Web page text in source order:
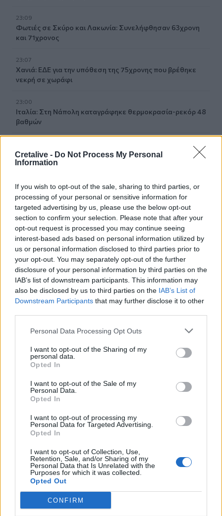
Cretalive - Do Not Process My Personal
Information
If you wish to opt-out of the sale, sharing to third parties, or
processing of your personal or sensitive information for
targeted advertising by us, please use the below opt-out
section to confirm your selection. Please note that after your
opt-out request is processed you may continue seeing
interest-based ads based on personal information utilized by
us or personal information disclosed to third parties prior to
your opt-out. You may separately opt-out of the further
disclosure of your personal information by third parties on the
IAB’s list of downstream participants. This information may
also be disclosed by us to third parties on the IAB’s List of
Downstream Participants that may further disclose it to other
Personal Data Processing Opt Outs
I want to opt-out of the Sharing of my
personal data.
Opted In
I want to opt-out of the Sale of my
Personal Data.
Opted In
I want to opt-out of processing my
Personal Data for Targeted Advertising.
Opted In
I want to opt-out of Collection, Use,
Retention, Sale, and/or Sharing of my
Personal Data that Is Unrelated with the
Purposes for which it was collected.
Opted Out
CONFIRM
23:09
Φωτιές σε Σκύρο και Λακωνία: Συνελήφθησαν 63χρονη
και 71χρονος
23:07
Χανιά: ΕΔΕ για την υπόθεση της 75χρονης που βρέθηκε
νεκρή σε χωράφι
23:00
Ιταλία: Στη Νάπολη καταγράφηκε θερμοκρασία-ρεκόρ 48
βαθμών
Υπόθεση Marfin: Έφθασε στην Ελλάδα η 46χρονη
κατηγορούμενη για εμπρησμό
22:30
Αυτές είναι οι πιο επικίνδυνες εβδομάδες για μεγάλες
πυρκαγιές
22:21
Χρήστος Δάντης: «Δεν περίμενα την αχαριστία, 22 χρόνια
μετά και συνάδελφοι προσπαθούν να ξεχάσουν ότι
έγραψα αυτό το τραγούδι»
22:14
Ξεκινούν τα δοκιμαστικά δρομολόγια της επέκτασης του
Μετρό Θεσσαλονίκης
Τζόκερ: Αυτοί είναι οι τυχεροί αριθμοί που κερδίζουν
ΣΧΕΤΙΚA AΡΘΡΑ
ΟΦΗ: Μεγάλο προβάδισμα πρόκρισης για την ΤΣΣΚΑ
SPORTS 21:14
ΟΦΗ: Μεγάλο προβάδισμα
ΟΦΗ: Μεγάλο προβάδισμα